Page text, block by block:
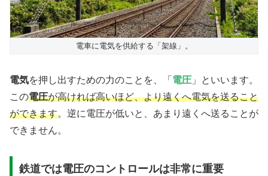
電車に電気を供給する「架線」。
電気を押し出すための力のことを、「 電圧 」といいます。
この電圧が高ければ高いほど、より遠くへ電気を送ること
ができます。逆に電圧が低いと、あまり遠くへ送ることが
できません。
鉄道では電圧のコントロールは非常に重要